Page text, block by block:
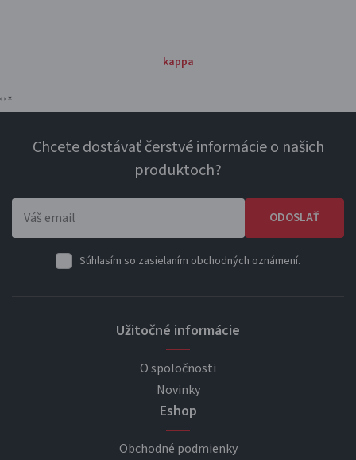
kappa
‹ › ×
Chcete dostávať čerstvé informácie o našich
produktoch?
ODOSLAŤ
Súhlasím so zasielaním obchodných oznámení.
Užitočné informácie
O spoločnosti
Novinky
Eshop
Obchodné podmienky